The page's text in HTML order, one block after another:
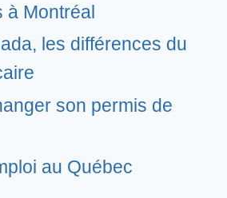
à Montréal
les différences du
son permis de
au Québec